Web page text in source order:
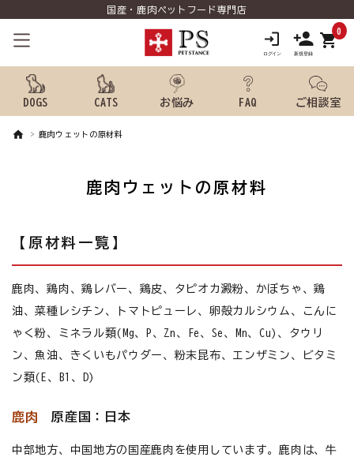
国産・鹿肉ペットフード専門店
shopping_cart0
DOGS CATS お悩み FAQ ご相談室
meeting_room ログイン
犬用品から探す
ご利用ガイド
鹿肉ウェットの原材料
鹿肉ウェットの原材料
【原材料一覧】
鹿肉、鶏肉、鶏レバー、鶏皮、タピオカ澱粉、かぼちゃ、鶏
油、菜種レシチン、トマトピューレ、卵殻カルシウム、こんに
ゃく粉、ミネラル類(Mg、P、Zn、Fe、Se、Mn、Cu)、タウリ
ン、魚油、きくいもパウダー、粉末昆布、エンザミン、ビタミ
ン類(E、B1、D)
鹿肉 原産国：日本
中部地方、中国地方の国産鹿肉を使用しています。鹿肉は、牛